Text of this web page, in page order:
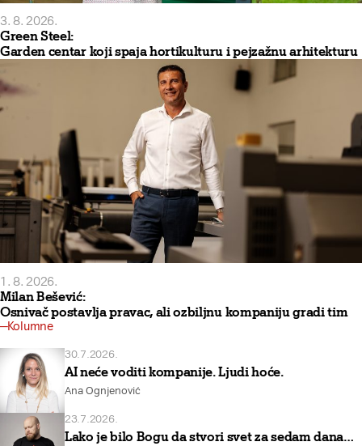
3. 8. 2026.
Green Steel:
Garden centar koji spaja hortikulturu i pejzažnu arhitekturu
1. 8. 2026.
Milan Bešević:
Osnivač postavlja pravac, ali ozbiljnu kompaniju gradi tim
Kolumne
30.7.2026.
AI neće voditi kompanije. Ljudi hoće.
Ana Ognjenović
23.7.2026.
Lako je bilo Bogu da stvori svet za sedam dana…